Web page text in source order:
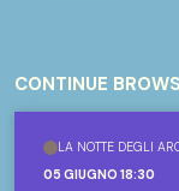
CONTINUE
LA NOTTE DEGLI
05 GIUGNO 18:30